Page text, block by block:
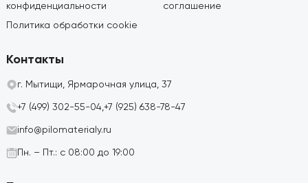
конфиденциальности
Политика обработки cookie
соглашение
Контакты
г. Мытищи, Ярмарочная улица, 37
+7 (499) 302-55-04,+7 (925) 638-78-47
info@pilomaterialy.ru
Пн. – Пт.: с 08:00 до 19:00